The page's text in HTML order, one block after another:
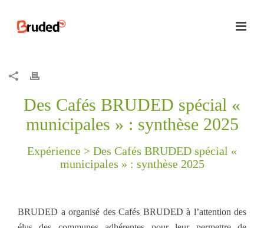
Des Cafés BRUDED spécial «
municipales » : synthèse 2025
Expérience > Des Cafés BRUDED spécial «
municipales » : synthèse 2025
BRUDED a organisé des Cafés BRUDED à l’attention des